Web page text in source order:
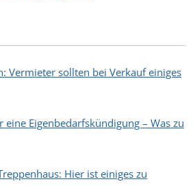
Vermieter sollten bei Verkauf einiges
eine Eigenbedarfskündigung – Was zu
Hier ist einiges zu